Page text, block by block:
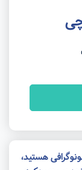
هستید،